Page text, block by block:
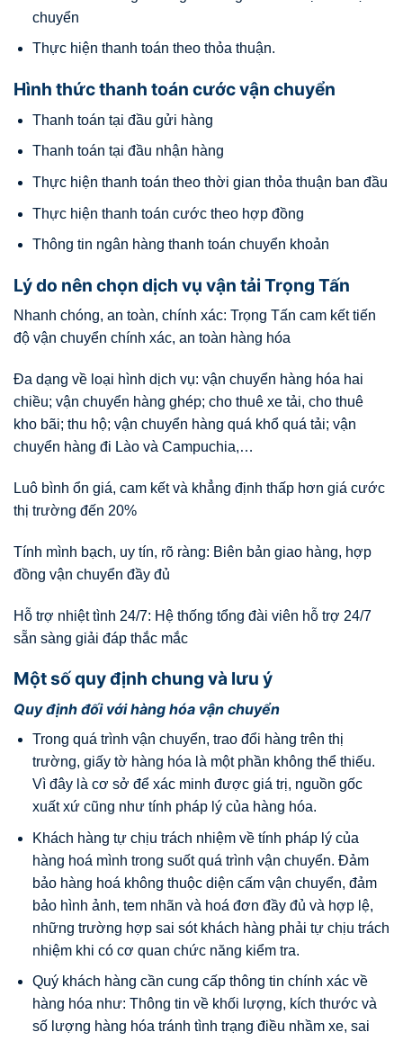
chuyển
Thực hiện thanh toán theo thỏa thuận.
Hình thức thanh toán cước vận chuyển
Thanh toán tại đầu gửi hàng
Thanh toán tại đầu nhận hàng
Thực hiện thanh toán theo thời gian thỏa thuận ban đầu
Thực hiện thanh toán cước theo hợp đồng
Thông tin ngân hàng thanh toán chuyển khoản
Lý do nên chọn dịch vụ vận tải Trọng Tấn
Nhanh chóng, an toàn, chính xác: Trọng Tấn cam kết tiến
độ vận chuyển chính xác, an toàn hàng hóa
Đa dạng về loại hình dịch vụ: vận chuyển hàng hóa hai
chiều; vận chuyển hàng ghép; cho thuê xe tải, cho thuê
kho bãi; thu hộ; vận chuyển hàng quá khổ quá tải; vận
chuyển hàng đi Lào và Campuchia,…
Luô bình ổn giá, cam kết và khẳng định thấp hơn giá cước
thị trường đến 20%
Tính mình bạch, uy tín, rõ ràng: Biên bản giao hàng, hợp
đồng vận chuyển đầy đủ
Hỗ trợ nhiệt tình 24/7: Hệ thống tổng đài viên hỗ trợ 24/7
sẵn sàng giải đáp thắc mắc
Một số quy định chung và lưu ý
Quy định đối với hàng hóa vận chuyển
Trong quá trình vận chuyển, trao đổi hàng trên thị
trường, giấy tờ hàng hóa là một phần không thể thiếu.
Vì đây là cơ sở để xác minh được giá trị, nguồn gốc
xuất xứ cũng như tính pháp lý của hàng hóa.
Khách hàng tự chịu trách nhiệm về tính pháp lý của
hàng hoá mình trong suốt quá trình vận chuyển. Đảm
bảo hàng hoá không thuộc diện cấm vận chuyển, đảm
bảo hình ảnh, tem nhãn và hoá đơn đầy đủ và hợp lệ,
những trường hợp sai sót khách hàng phải tự chịu trách
nhiệm khi có cơ quan chức năng kiểm tra.
Quý khách hàng cần cung cấp thông tin chính xác về
hàng hóa như: Thông tin về khối lượng, kích thước và
số lượng hàng hóa tránh tình trạng điều nhầm xe, sai